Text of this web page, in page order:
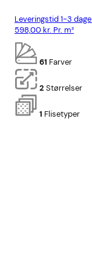
Leveringstid 1-3 dage
598,00kr. Pr. m²
61 Farver
2 Størrelser
1 Flisetyper